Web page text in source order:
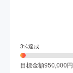
3%達成
目標金額950,000円